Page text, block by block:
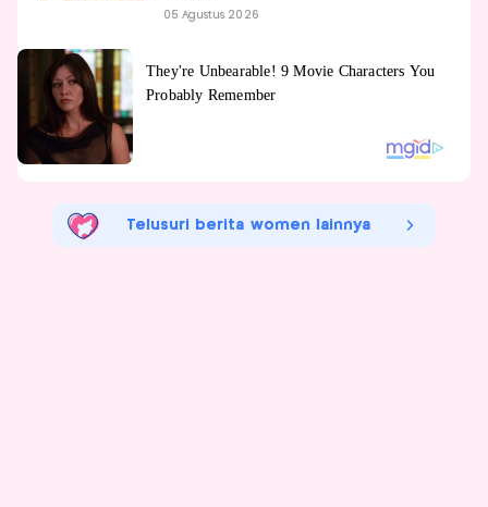
05 Agustus 2026
Telusuri berita women lainnya